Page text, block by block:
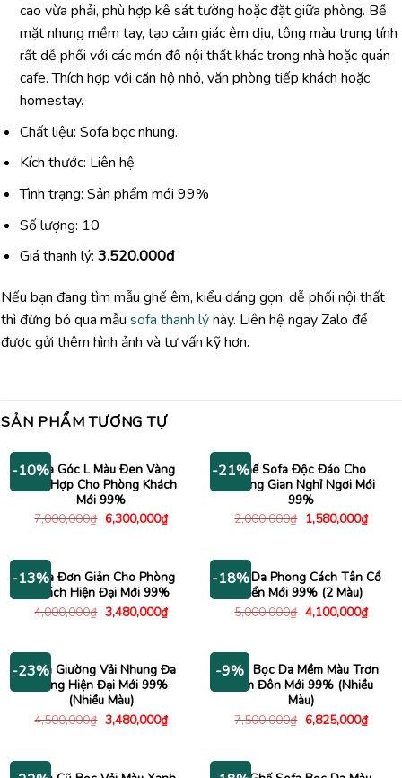
cao vừa phải, phù hợp kê sáttường hoặcđặtgiữa phòng. Bề
mặtnhung mềm tay, tạo cảm giácêm dịu, tông màu trung tính
rấtdễ phối với cácmón đồnội thấtkháctrong nhà hoặcquán
cafe.Thích hợp với căn hộnhỏ, văn phòng tiếp khách hoặc
homestay.
Chất liệu: Sofa bọc nhung.
Kích thước: Liên hệ
Tình trạng: Sản phẩm mới 99%
Số lượng: 10
Giá thanh lý: 3.520.000đ
Nếu bạn đang tìm mẫu ghếêm, kiểu dáng gọn, dễ phối nội thất
thì đừng bỏqua mẫu sofa thanh lýnày. Liên hệ ngayZalo để
đượcgửi thêm hình ảnh và tưvấn kỹhơn.
SẢN PHẨM TƯƠNG TỰ
-10%
Sofa Góc L Màu Đen Vàng
Phù Hợp Cho Phòng Khách
Mới 99%
7,000,000₫ Giá
gốc
6,300,000₫Giá
hiện
6,300,000₫.
-21%Ghế Sofa Độc Đáo Cho
Không Gian Nghỉ Ngơi Mới
99%
2,000,000₫ Giá
gốc
1,580,000₫Giá
hiện
-13%
Sofa Đơn Giản Cho Phòng
Khách Hiện Đại Mới 99%
4,000,000₫ Giá
gốc
3,480,000₫Giá
hiện
3,480,000₫.
-18%
Sofa Da Phong Cách Tân Cổ
Điển Mới 99% (2 Màu)
5,000,000₫ Giá
gốc
4,100,000₫Giá
hiện
-23%
Sofa Giường Vải Nhung Đa
Năng Hiện Đại Mới 99%
(Nhiều Màu)
4,500,000₫ Giá
gốc
3,480,000₫Giá
hiện
3,480,000₫.
-9%
Sofa Bọc Da Mềm Màu Trơn
Kèm Đôn Mới 99% (Nhiều
Màu)
7,500,000₫ Giá
gốc
6,825,000₫Giá
hiện